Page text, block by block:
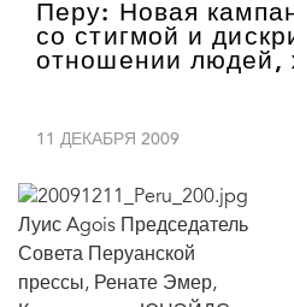
Перу: Новая
со стигмой и
отношении людей,
11 ДЕКАБРЯ 2009
Луис Agois Председатель
Совета Перуанской
прессы, Ренате Эмер,